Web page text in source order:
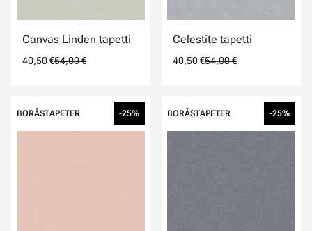
Canvas Linden tapetti
40,50 €54,00 €
Celestite tapetti
40,50 €54,00 €
BORÅSTAPETER -25% BORÅSTAPETER -25%